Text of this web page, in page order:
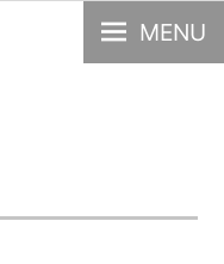
MENU